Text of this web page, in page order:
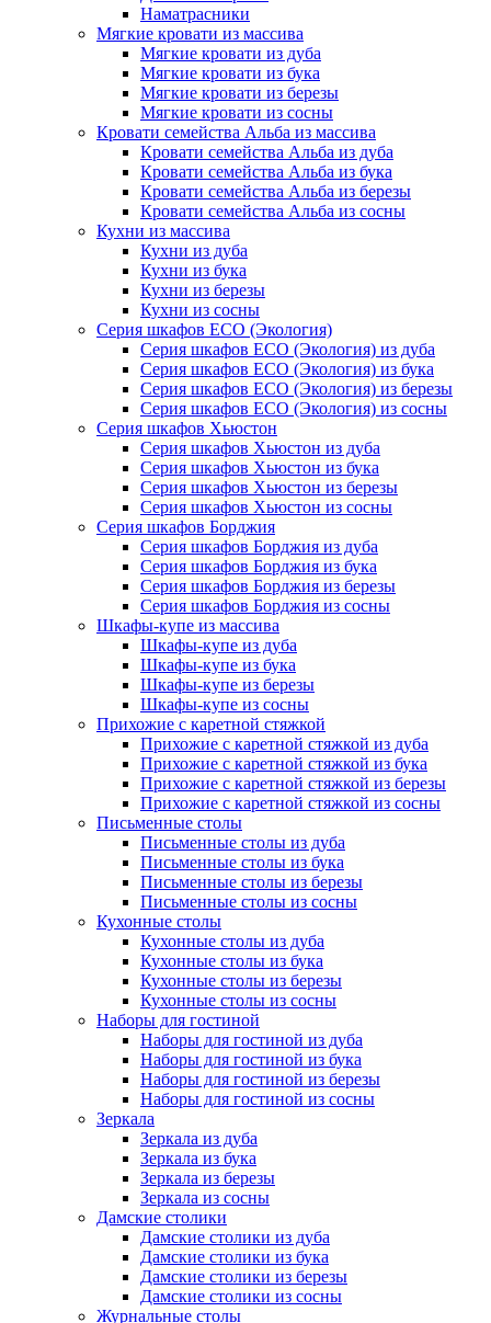
Наматрасники
Мягкие кровати из массива
Мягкие кровати из дуба
Мягкие кровати из бука
Мягкие кровати из березы
Мягкие кровати из сосны
Кровати семейства Альба из массива
Кровати семейства Альба из дуба
Кровати семейства Альба из бука
Кровати семейства Альба из березы
Кровати семейства Альба из сосны
Кухни из массива
Кухни из дуба
Кухни из бука
Кухни из березы
Кухни из сосны
Серия шкафов ECO (Экология)
Серия шкафов ECO (Экология) из дуба
Серия шкафов ECO (Экология) из бука
Серия шкафов ECO (Экология) из березы
Серия шкафов ECO (Экология) из сосны
Серия шкафов Хьюстон
Серия шкафов Хьюстон из дуба
Серия шкафов Хьюстон из бука
Серия шкафов Хьюстон из березы
Серия шкафов Хьюстон из сосны
Серия шкафов Борджия
Серия шкафов Борджия из дуба
Серия шкафов Борджия из бука
Серия шкафов Борджия из березы
Серия шкафов Борджия из сосны
Шкафы-купе из массива
Шкафы-купе из дуба
Шкафы-купе из бука
Шкафы-купе из березы
Шкафы-купе из сосны
Прихожие с каретной стяжкой
Прихожие с каретной стяжкой из дуба
Прихожие с каретной стяжкой из бука
Прихожие с каретной стяжкой из березы
Прихожие с каретной стяжкой из сосны
Письменные столы
Письменные столы из дуба
Письменные столы из бука
Письменные столы из березы
Письменные столы из сосны
Кухонные столы
Кухонные столы из дуба
Кухонные столы из бука
Кухонные столы из березы
Кухонные столы из сосны
Наборы для гостиной
Наборы для гостиной из дуба
Наборы для гостиной из бука
Наборы для гостиной из березы
Наборы для гостиной из сосны
Зеркала
Зеркала из дуба
Зеркала из бука
Зеркала из березы
Зеркала из сосны
Дамские столики
Дамские столики из дуба
Дамские столики из бука
Дамские столики из березы
Дамские столики из сосны
Журнальные столы